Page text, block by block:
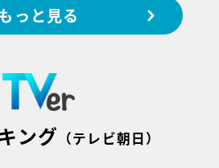
っと見る
ング （テレビ朝日）